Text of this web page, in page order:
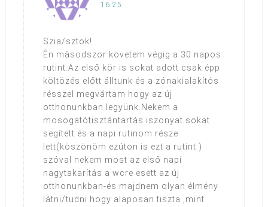
16:25
Szia/sztok!
Ên màsodszor követem végig a 30 napos
rutint.Az első kör is sokat adott csak épp
költözés előtt álltunk és a zónakialakítós
résszel megvártam hogy az új
otthonunkban legyünk.Nekem a
mosogatótisztántartás iszonyat sokat
segített és a napi rutinom része
lett(köszönöm ezúton is ezt a rutint:)
szóval nekem most az első napi
nagytakarítás a wcre esett az új
otthonunkban-és majdnem olyan élmény
látni/tudni hogy alaposan tiszta ,mint